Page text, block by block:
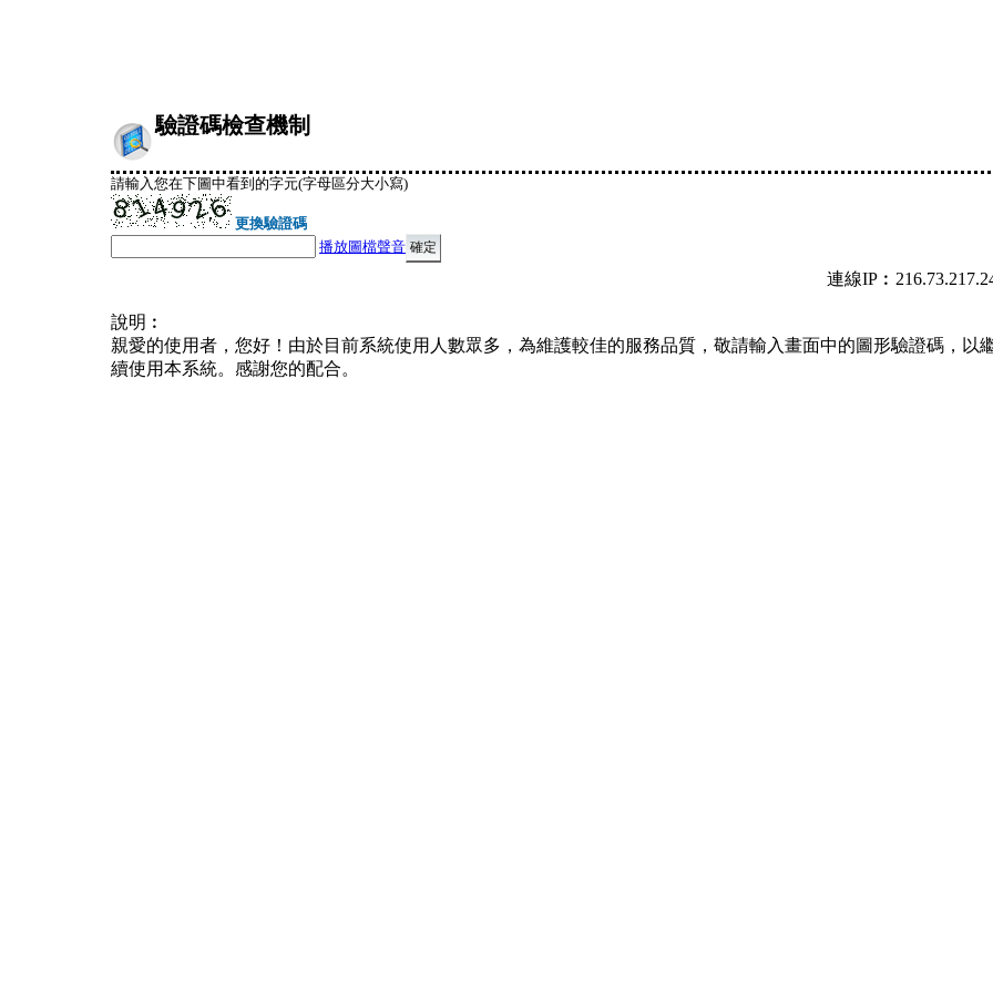
驗證碼檢查機制
請輸入您在下圖中看到的字元(字母區分大小寫)
更換驗證碼
播放圖檔聲音
連線
說明︰
親愛的使用者，您好！由於目前系統使用人數眾多，為維護較佳的服務品質，敬請輸入畫面中的圖形驗證碼，以
續使用本系統。感謝您的配合。